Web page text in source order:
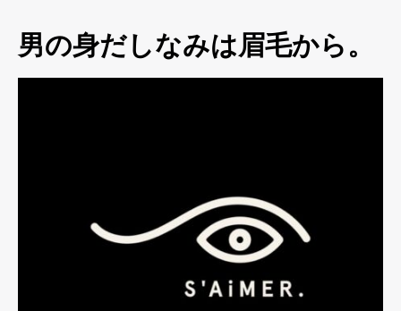
男の身だしなみは眉毛から。